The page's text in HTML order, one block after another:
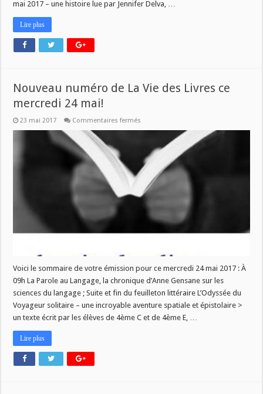
mai 2017 – une histoire lue par Jennifer Delva, …
Lire plus
Nouveau numéro de La Vie des Livres ce
mercredi 24 mai!
23 mai 2017 Commentaires fermés
Vie
des
Livres
mercredi
24
Voici le sommaire de votre émission pour ce mercredi 24 mai 2017 : À
09h La Parole au Langage, la chronique d’Anne Gensane sur les
sciences du langage ; Suite et fin du feuilleton littéraire L’Odyssée du
Voyageur solitaire – une incroyable aventure spatiale et épistolaire >
un texte écrit par les élèves de 4ème C et de 4ème E, …
Lire plus